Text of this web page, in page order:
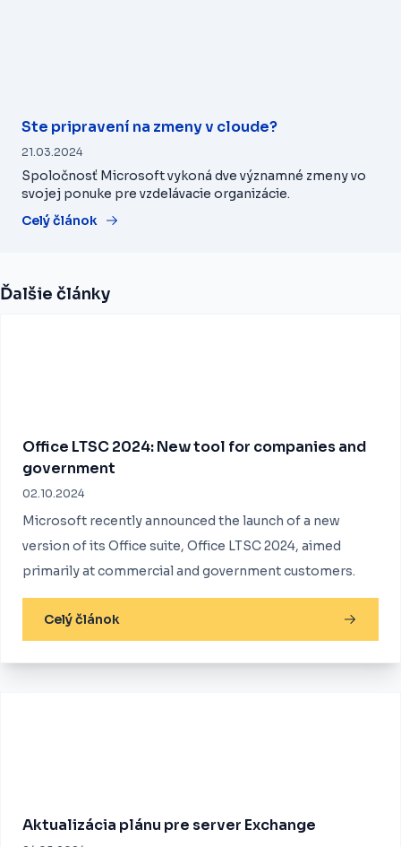
Ste pripravení na zmeny v cloude?
21.03.2024
Spoločnosť Microsoft vykoná dve významné zmeny vo
svojej ponuke pre vzdelávacie organizácie.
Celý článok
Ďalšie články
Office LTSC 2024: New tool for companies and
government
02.10.2024
Microsoft recently announced the launch of a new
version of its Office suite, Office LTSC 2024, aimed
primarily at commercial and government customers.
Celý článok
Aktualizácia plánu pre server Exchange